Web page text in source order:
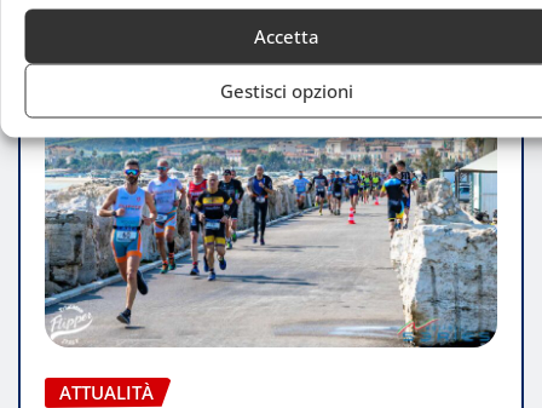
Accetta
Gestisci opzioni
ATTUALITÀ